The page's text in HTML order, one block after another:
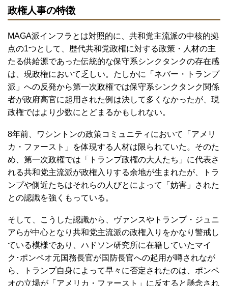
政権人事の特徴
MAGA派インフラとは対照的に、共和党主流派の中核的拠
点の1つとして、歴代共和党政権に対する政策・人材の主
たる供給源であった伝統的な保守系シンクタンクの存在感
は、現政権において乏しい。たしかに「ネバー・トランプ
派」への反発から第一次政権では保守系シンクタンク関係
者が政府高官に起用された例は決して多くなかったが、現
政権ではより少数にとどまるかもしれない。
8年前、ワシントンの政策コミュニティにおいて「アメリ
カ・ファースト」を体現する人材は限られていた。そのた
め、第一次政権では「トランプ政権の大人たち」に代表さ
れる共和党主流派が政権入りする余地が生まれたが、トラ
ンプや側近たちはそれらの人びとによって「妨害」された
との認識を強くもっている。
そして、こうした認識から、ヴァンスやトランプ・ジュニ
アらが中心となり共和党主流派の政権入りをかなり警戒し
ている模様であり、ハドソン研究所に在籍していたマイ
ク･ポンペオ元国務長官が国防長官への起用が噂されなが
ら、トランプ自身によって早々に否定されたのは、ポンペ
オの立場が「アメリカ・ファースト」に反すると懸念され